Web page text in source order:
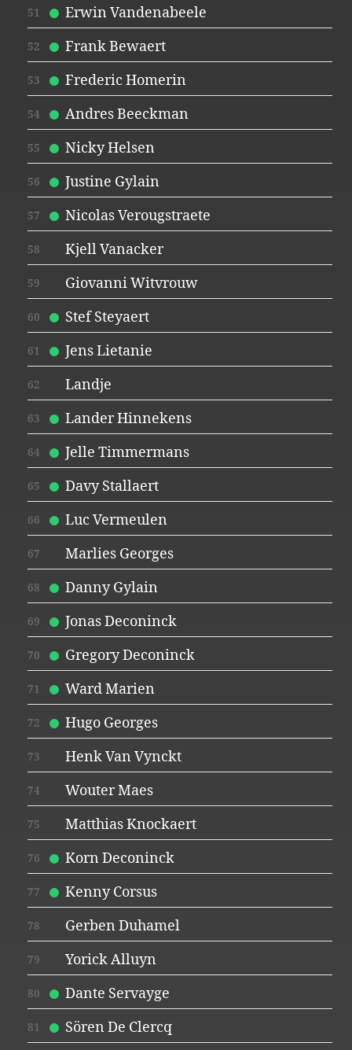
51 Erwin Vandenabeele
52 Frank Bewaert
53 Frederic Homerin
54 Andres Beeckman
55 Nicky Helsen
56 Justine Gylain
57 Nicolas Verougstraete
58 Kjell Vanacker
59 Giovanni Witvrouw
60 Stef Steyaert
61 Jens Lietanie
62 Landje
63 Lander Hinnekens
64 Jelle Timmermans
65 Davy Stallaert
66 Luc Vermeulen
67 Marlies Georges
68 Danny Gylain
69 Jonas Deconinck
70 Gregory Deconinck
71 Ward Marien
72 Hugo Georges
73 Henk Van Vynckt
74 Wouter Maes
75 Matthias Knockaert
76 Korn Deconinck
77 Kenny Corsus
78 Gerben Duhamel
79 Yorick Alluyn
80 Dante Servayge
81 Sören De Clercq